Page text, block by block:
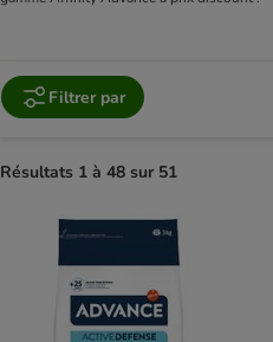
Filtrer par
Résultats 1 à 48 sur 51